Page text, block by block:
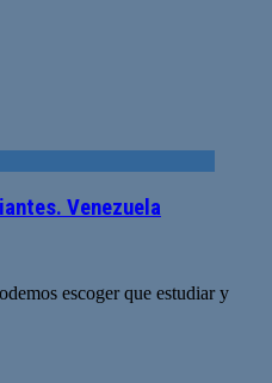
Venezuela
escoger que estudiar y